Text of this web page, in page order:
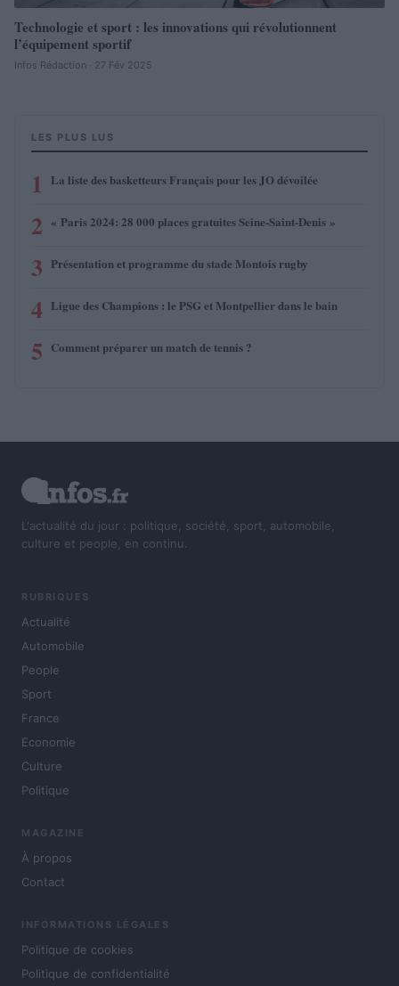
Technologie et sport : les innovations qui révolutionnent
l’équipement sportif
Infos Rédaction · 27 Fév 2025
LES PLUS LUS
1 La liste des basketteurs Français pour les JO dévoilée
2 « Paris 2024: 28 000 places gratuites Seine-Saint-Denis »
3 Présentation et programme du stade Montois rugby
4 Ligue des Champions : le PSG et Montpellier dans le bain
5 Comment préparer un match de tennis ?
L'actualité du jour : politique, société, sport, automobile,
culture et people, en continu.
RUBRIQUES
Actualité
Automobile
People
Sport
France
Economie
Culture
Politique
MAGAZINE
À propos
Contact
INFORMATIONS LÉGALES
Politique de cookies
Politique de confidentialité